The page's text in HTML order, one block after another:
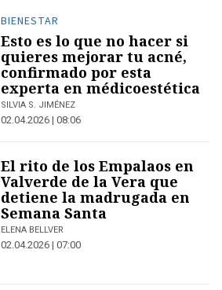
BIENESTAR
Esto es lo que no hacer si
quieres mejorar tu acné,
confirmado por esta
experta en médicoestética
SILVIA S. JIMÉNEZ
02.04.2026 | 08:06
El rito de los Empalaos en
Valverde de la Vera que
detiene la madrugada en
Semana Santa
ELENA BELLVER
02.04.2026 | 07:00